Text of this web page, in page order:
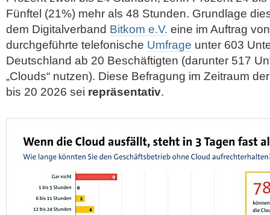
Fünftel (21%) mehr als 48 Stunden. Grundlage
dem Digitalverband Bitkom e.V. eine im Auftrag
durchgeführte telefonische Umfrage unter 603
Deutschland ab 20 Beschäftigten (darunter 517
„Clouds“ nutzen). Diese Befragung im Zeitraum
bis 20 2026 sei repräsentativ.